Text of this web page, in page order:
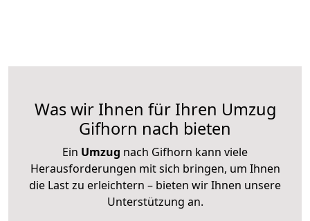
Was wir Ihnen für Ihren Umzug
Gifhorn nach bieten
Ein Umzug nach Gifhorn kann viele
Herausforderungen mit sich bringen, um Ihnen
die Last zu erleichtern – bieten wir Ihnen unsere
Unterstützung an.